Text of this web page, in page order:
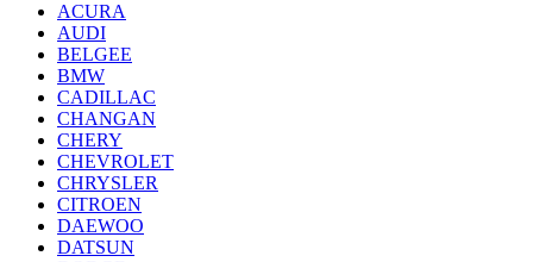
ACURA
AUDI
BELGEE
BMW
CADILLAC
CHANGAN
CHERY
CHEVROLET
CHRYSLER
CITROEN
DAEWOO
DATSUN